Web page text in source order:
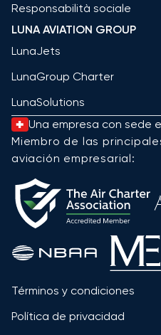
Responsabilità sociale
LUNA AVIATION GROUP
LunaJets
LunaGroup Charter
LunaSolutions
Una empresa con sede
Miembro de las
aviación empresarial:
Términos y condiciones
Política de privacidad